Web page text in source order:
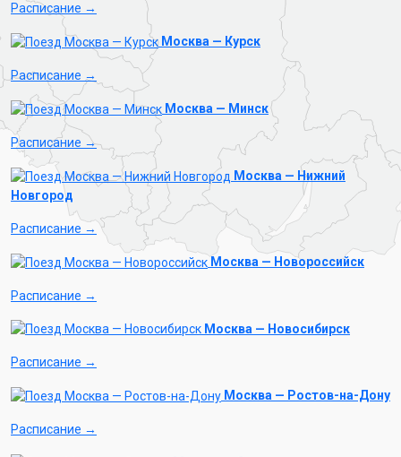
Расписание →
Москва — Курск
Расписание →
Москва — Минск
Расписание →
Москва — Нижний
Новгород
Расписание →
Москва — Новороссийск
Расписание →
Москва — Новосибирск
Расписание →
Москва — Ростов-на-Дону
Расписание →